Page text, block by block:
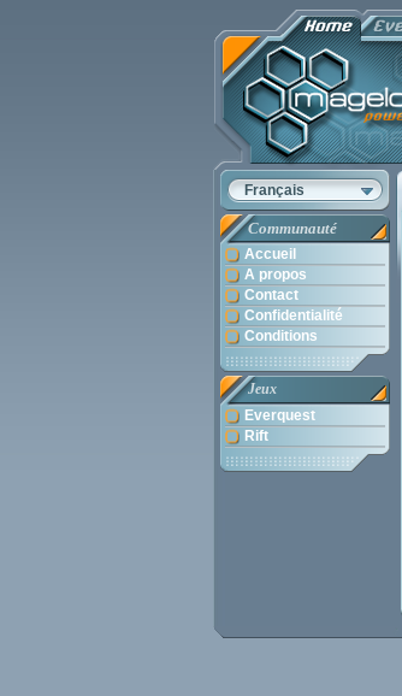
Français
Communauté
Accueil
A propos
Contact
Confidentialité
Conditions
Jeux
Everquest
Rift